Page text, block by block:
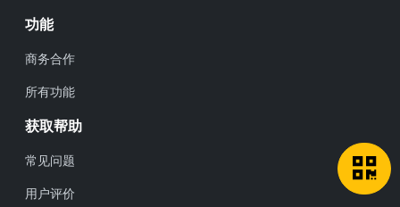
功能
商务合作
所有功能
获取帮助
常见问题
用户评价